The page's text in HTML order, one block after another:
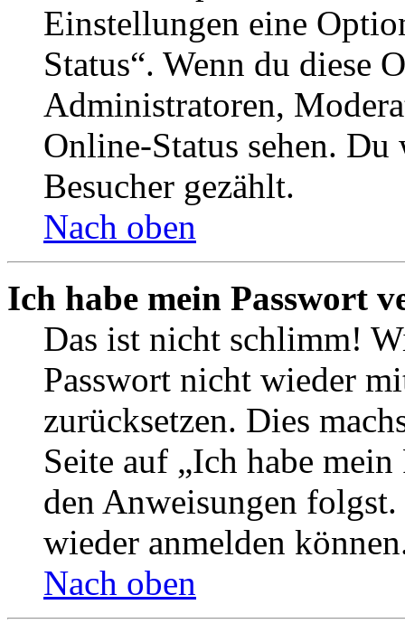
Einstellungen eine
Status“. Wenn du diese
Administratoren,
Online-Status sehen.
Besucher gezählt.
Nach oben
Ich habe mein Passwort
Das ist nicht schlimm!
Passwort nicht wieder
zurücksetzen. Dies
Seite auf „Ich habe
den Anweisungen
wieder anmelden
Nach oben